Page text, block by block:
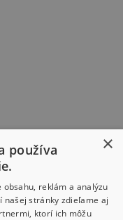
×
používa
reklám a analýzu
našej stránky zdieľame aj
ktorí ich môžu